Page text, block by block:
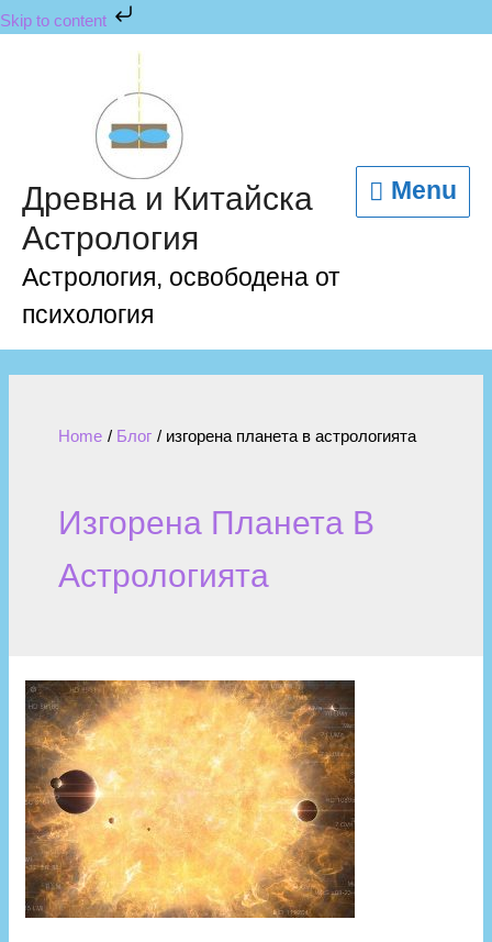
Skip to content
Древна и Китайска
Астрология
Астрология, освободена от
психология
Menu
Home Блог изгорена планета в астрологията
Изгорена Планета В
Астрологията